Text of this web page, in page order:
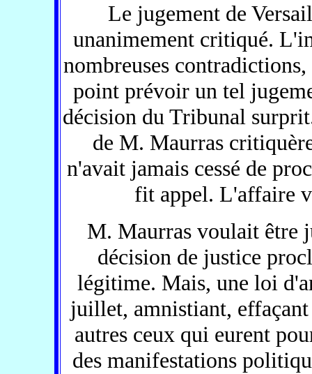
Le jugement de
unanimement critiqué.
nombreuses
point prévoir un tel
décision du Tribunal
de M. Maurras
n'avait jamais cessé de
fit appel. L'affaire
M. Maurras voulait être
décision de justice
légitime. Mais, une loi
juillet, amnistiant,
autres ceux qui eurent
des manifestations